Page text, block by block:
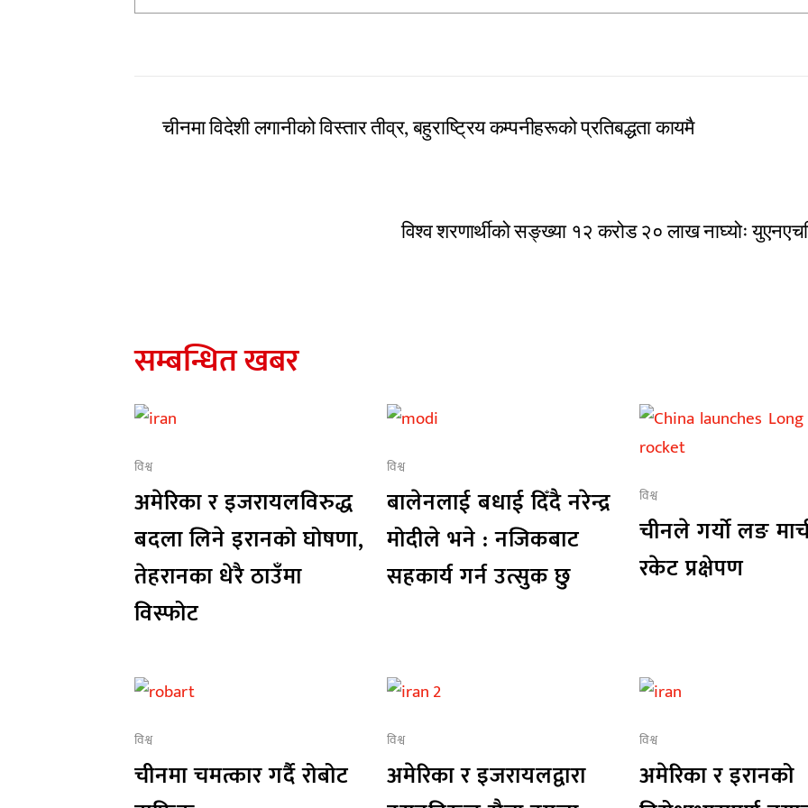
चीनमा विदेशी लगानीको विस्तार तीव्र, बहुराष्ट्रिय कम्पनीहरूको प्रतिबद्धता कायमै
विश्व शरणार्थीको सङ्ख्या १२ करोड २० लाख नाघ्योः
सम्बन्धित खबर
विश्व
अमेरिका र इजरायलविरुद्ध
बदला लिने इरानको घोषणा,
तेहरानका धेरै ठाउँमा
विस्फोट
विश्व
बालेनलाई बधाई दिँदै नरेन्द्र
मोदीले भने : नजिकबाट
सहकार्य गर्न उत्सुक छु
विश्व
चीनले गर्यो लङ
रकेट प्रक्षेपण
विश्व
चीनमा चमत्कार गर्दै रोबोट
विश्व
अमेरिका र इजरायलद्वारा
विश्व
अमेरिका र इरानको